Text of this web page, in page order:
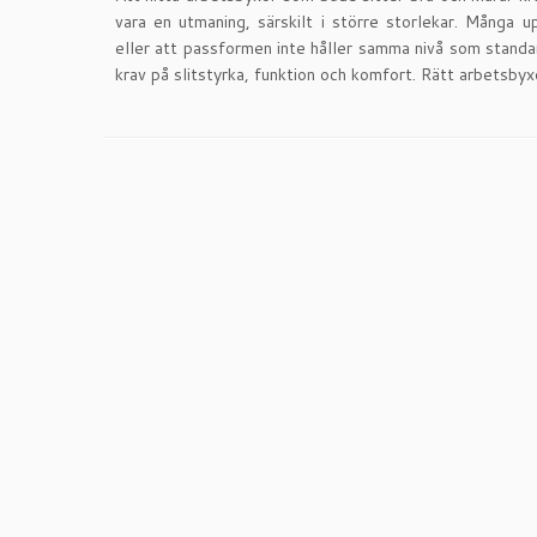
vara en utmaning, särskilt i större storlekar. Många
eller att passformen inte håller samma nivå som
krav på slitstyrka, funktion och komfort. Rätt